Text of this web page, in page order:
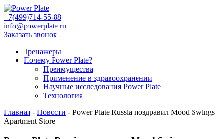
+7(499)714-55-88
info@powerplate.ru
Заказать звонок
Тренажеры
Почему Power Plate?
Преимущества
Применение в здравоохранении
Научные исследования Power Plate
Технология
Главная - Новости - Power Plate Russia поздравил Mood Swings
Apartment Store